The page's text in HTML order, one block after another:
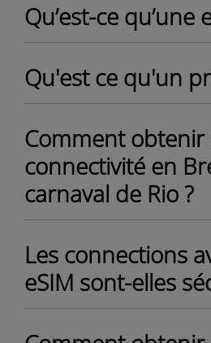
Qu’est-ce qu’une
Qu'est ce qu'un
Comment obtenir
connectivité en
carnaval de Rio ?
Les connections
eSIM sont-elles